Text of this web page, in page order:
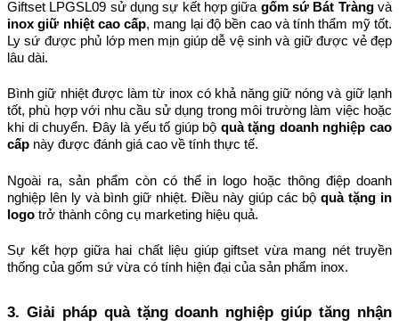
Giftset LPGSL09 sử dụng sự kết hợp giữa gốm sứ Bát Tràng
inox giữ nhiệt cao cấp, mang lại độ bền cao và tính thẩm mỹ tốt.
Ly sứ được phủ lớp men mịn giúp dễ vệ sinh và giữ được vẻ đẹp
lâu dài.
Bình giữ nhiệt được làm từ inox có khả năng giữ nóng và giữ lạnh
tốt, phù hợp với nhu cầu sử dụng trong môi trường làm việc hoặc
khi di chuyển. Đây là yếu tố giúp bộ quà tặng doanh nghiệp cao
cấp này được đánh giá cao về tính thực tế.
Ngoài ra, sản phẩm còn có thể in logo hoặc thông điệp doanh
nghiệp lên ly và bình giữ nhiệt. Điều này giúp các bộ quà tặng in
logo trở thành công cụ marketing hiệu quả.
Sự kết hợp giữa hai chất liệu giúp giftset vừa mang nét truyền
thống của gốm sứ vừa có tính hiện đại của sản phẩm inox.
3. Giải pháp quà tặng doanh nghiệp giúp tăng nhận